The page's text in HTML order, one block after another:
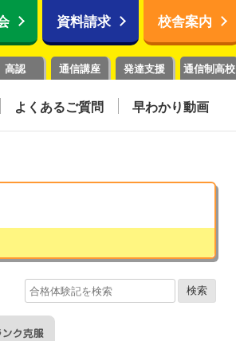
資料請求 校舎案内
高認 通信講座 発達支援 通信制高校
よくあるご質問 早わかり動画